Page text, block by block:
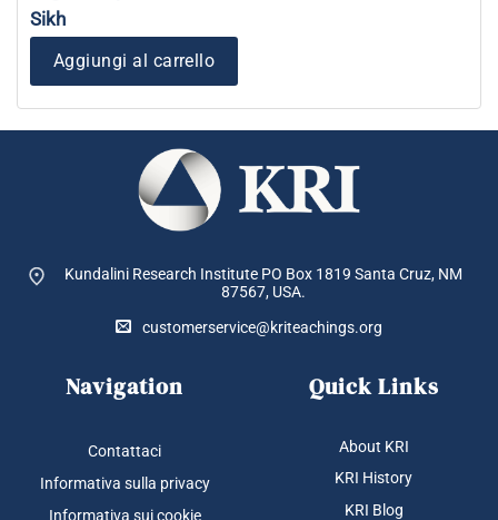
Sikh
Aggiungi al carrello
Kundalini Research Institute PO Box 1819 Santa Cruz, NM
87567, USA.
customerservice@kriteachings.org
Navigation
Contattaci
Informativa sulla privacy
Informativa sui cookie
Quick Links
About KRI
KRI History
KRI Blog